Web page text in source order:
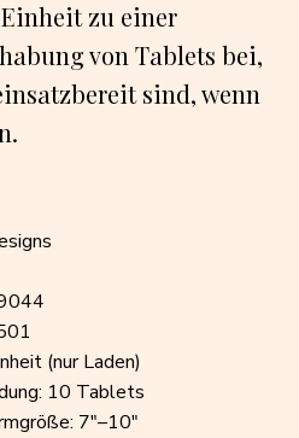
zu einer
von Tablets bei,
sind, wenn
(nur Laden)
10 Tablets
7"–10"